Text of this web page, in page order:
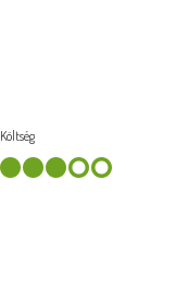
Költség